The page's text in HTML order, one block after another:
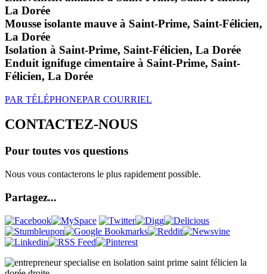
La Dorée
Mousse isolante mauve à Saint-Prime, Saint-Félicien,
La Dorée
Isolation à Saint-Prime, Saint-Félicien, La Dorée
Enduit ignifuge cimentaire à Saint-Prime, Saint-
Félicien, La Dorée
PAR TÉLÉPHONEPAR COURRIEL
CONTACTEZ-NOUS
Pour toutes vos questions
Nous vous contacterons le plus rapidement possible.
Partagez...